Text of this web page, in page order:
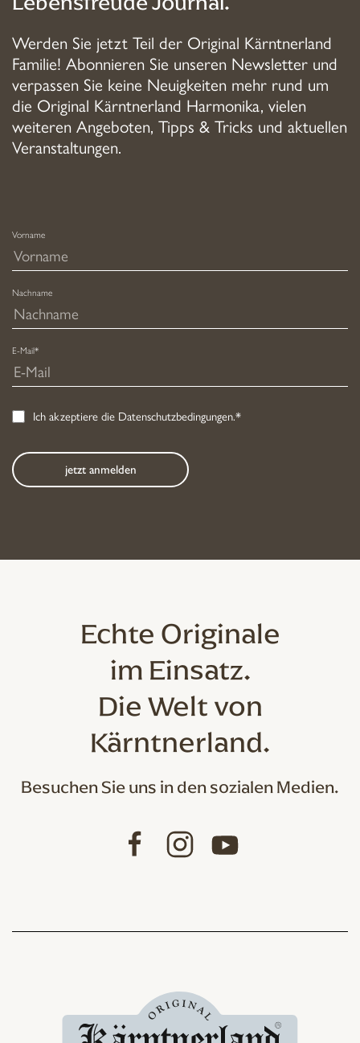
Werden Sie jetzt Teil der Original Kärntnerland
Familie! Abonnieren Sie unseren Newsletter und
verpassen Sie keine Neuigkeiten mehr rund um
die Original Kärntnerland Harmonika, vielen
weiteren Angeboten, Tipps & Tricks und aktuellen
Veranstaltungen.
Vorname
Nachname
E-Mail*
Ich akzeptiere die Datenschutzbedingungen.*
Echte Originale
im Einsatz.
Die Welt von
Kärntnerland.
Besuchen Sie uns in den sozialen Medien.